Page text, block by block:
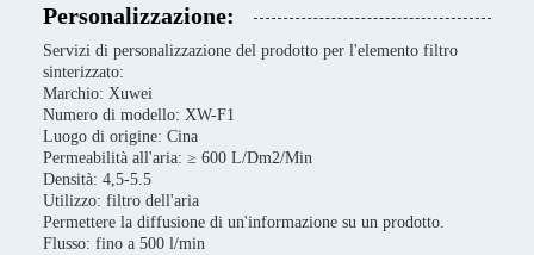
Personalizzazione:
Servizi di personalizzazione del prodotto per l'elemento filtro
sinterizzato:
Marchio: Xuwei
Numero di modello: XW-F1
Luogo di origine: Cina
Permeabilità all'aria: ≥ 600 L/Dm2/Min
Densità: 4,5-5.5
Utilizzo: filtro dell'aria
Permettere la diffusione di un'informazione su un prodotto.
Flusso: fino a 500 l/min